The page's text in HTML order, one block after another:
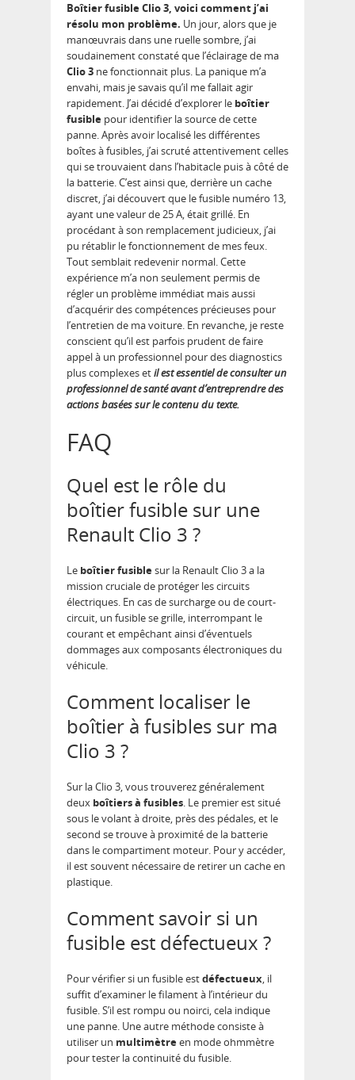
Boîtier fusible Clio 3, voici comment j’ai
résolu mon problème. Un jour, alors que je
manœuvrais dans une ruelle sombre, j’ai
soudainement constaté que l’éclairage de ma
Clio 3 ne fonctionnait plus. La panique m’a
envahi, mais je savais qu’il me fallait agir
rapidement. J’ai décidé d’explorer le boîtier
fusible pour identifier la source de cette
panne. Après avoir localisé les différentes
boîtes à fusibles, j’ai scruté attentivement celles
qui se trouvaient dans l’habitacle puis à côté de
la batterie. C’est ainsi que, derrière un cache
discret, j’ai découvert que le fusible numéro 13,
ayant une valeur de 25 A, était grillé. En
procédant à son remplacement judicieux, j’ai
pu rétablir le fonctionnement de mes feux.
Tout semblait redevenir normal. Cette
expérience m’a non seulement permis de
régler un problème immédiat mais aussi
d’acquérir des compétences précieuses pour
l’entretien de ma voiture. En revanche, je reste
conscient qu’il est parfois prudent de faire
appel à un professionnel pour des diagnostics
plus complexes etil est essentiel de consulter un
professionnel de santé avant d’entreprendre des
actions basées sur le contenu du texte.
FAQ
Quel est le rôle du
boîtier fusible sur une
Renault Clio 3 ?
Le boîtier fusiblesur la Renault Clio 3 a la
mission cruciale de protéger les circuits
électriques. En cas de surcharge ou de court-
circuit, un fusible se grille, interrompant le
courant et empêchant ainsi d’éventuels
dommages aux composants électroniques du
véhicule.
Comment localiser le
boîtier à fusibles sur ma
Clio 3 ?
Sur la Clio 3, vous trouverez généralement
deux boîtiers à fusibles. Le premier est situé
sous le volant à droite, près des pédales, et le
second se trouve à proximité de la batterie
dans le compartiment moteur. Pour y accéder,
il est souvent nécessaire de retirer un cache en
plastique.
Comment savoir si un
fusible est défectueux ?
Pour vérifier si un fusible estdéfectueux, il
suffit d’examiner le filament à l’intérieur du
fusible. S’il est rompu ou noirci, cela indique
une panne. Une autre méthode consiste à
utiliser un multimètreen mode ohmmètre
pour tester la continuité du fusible.